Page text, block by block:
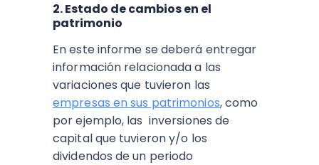
2. Estado de cambios en el
patrimonio
En este informe se deberá entregar
información relacionada a las
variaciones que tuvieron las
empresas en sus patrimonios, como
por ejemplo, las inversiones de
capital que tuvieron y/o los
dividendos de un periodo